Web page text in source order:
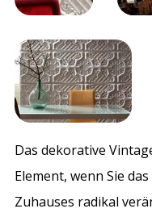
Das dekorative
Element, wenn Sie
Zuhauses radikal